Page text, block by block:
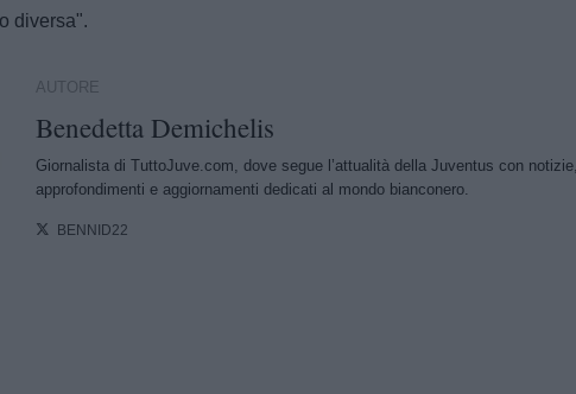
diversa".
AUTORE
Benedetta Demichelis
Giornalista di TuttoJuve.com, dove segue l’attualità della Juventus con notizie,
approfondimenti e aggiornamenti dedicati al mondo bianconero.
BENNID22